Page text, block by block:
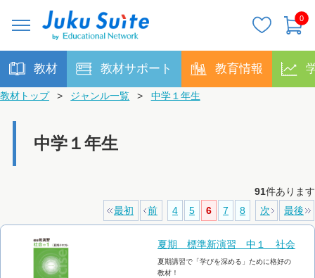
0
教材 教材サポート 教育情報
教材トップ > ジャンル一覧 > 中学１年生
中学１年生
91件あります
最初
前 4 5 6 7 8 次 最後
夏期 標準新演習 中１ 社会
夏期講習で「学びを深める」ために格好の
教材！